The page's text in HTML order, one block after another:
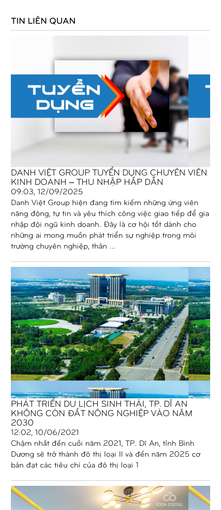
TIN LIÊN QUAN
DANH VIỆT GROUP TUYỂN DỤNG CHUYÊN VIÊN
KINH DOANH – THU NHẬP HẤP DẪN
09:03, 12/09/2025
Danh Việt Group hiện đang tìm kiếm những ứng viên
năng động, tự tin và yêu thích công việc giao tiếp để gia
nhập đội ngũ kinh doanh. Đây là cơ hội tốt dành cho
những ai mong muốn phát triển sự nghiệp trong môi
trường chuyên nghiệp, thân ...
PHÁT TRIỂN DU LỊCH SINH THÁI, TP. DĨ AN
KHÔNG CÒN ĐẤT NÔNG NGHIỆP VÀO NĂM
2030
12:02, 10/06/2021
Chậm nhất đến cuối năm 2021, TP. Dĩ An, tỉnh Bình
Dương sẽ trở thành đô thị loại II và đến năm 2025 cơ
bản đạt các tiêu chí của đô thị loại 1